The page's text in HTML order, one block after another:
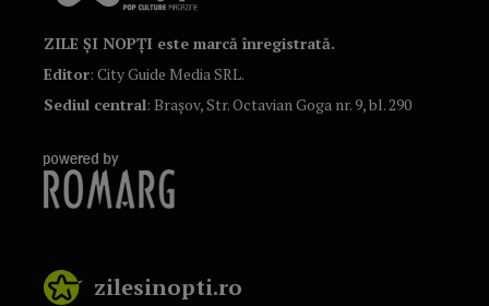
ZILE ȘI NOPȚI este marcă înregistrată.
Editor: City Guide Media SRL.
Sediul central: Brașov, Str. Octavian Goga nr. 9, bl. 290
zilesinopti.ro